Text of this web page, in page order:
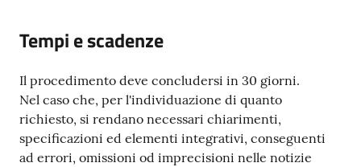
Tempi e scadenze
Il procedimento deve concludersi in 30 giorni.
Nel caso che, per l'individuazione di quanto
richiesto, si rendano necessari chiarimenti,
specificazioni ed elementi integrativi, conseguenti
ad errori, omissioni od imprecisioni nelle notizie